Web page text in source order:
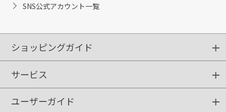
SNS公式アカウント一覧
ショッピングガイド
ショッピングガイド
ご注文方法
送料・配送
クーポンご利用方法
サービス
定期購入
ポイントサービス
お知らせメール
ユーザーガイド